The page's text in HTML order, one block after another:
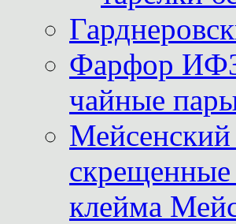
Фарфор ИФЗ
чайные
клейма